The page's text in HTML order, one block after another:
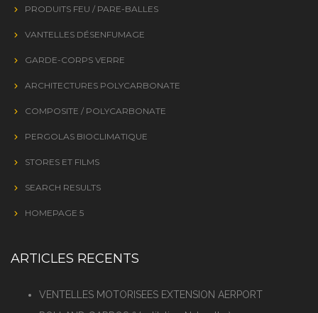
PRODUITS FEU / PARE-BALLES
VANTELLES DÉSENFUMAGE
GARDE-CORPS VERRE
ARCHITECTURES POLYCARBONATE
COMPOSITE / POLYCARBONATE
PERGOLAS BIOCLIMATIQUE
STORES ET FILMS
SEARCH RESULTS
HOMEPAGE 5
ARTICLES RECENTS
VENTELLES MOTORISEES EXTENSION AERPORT